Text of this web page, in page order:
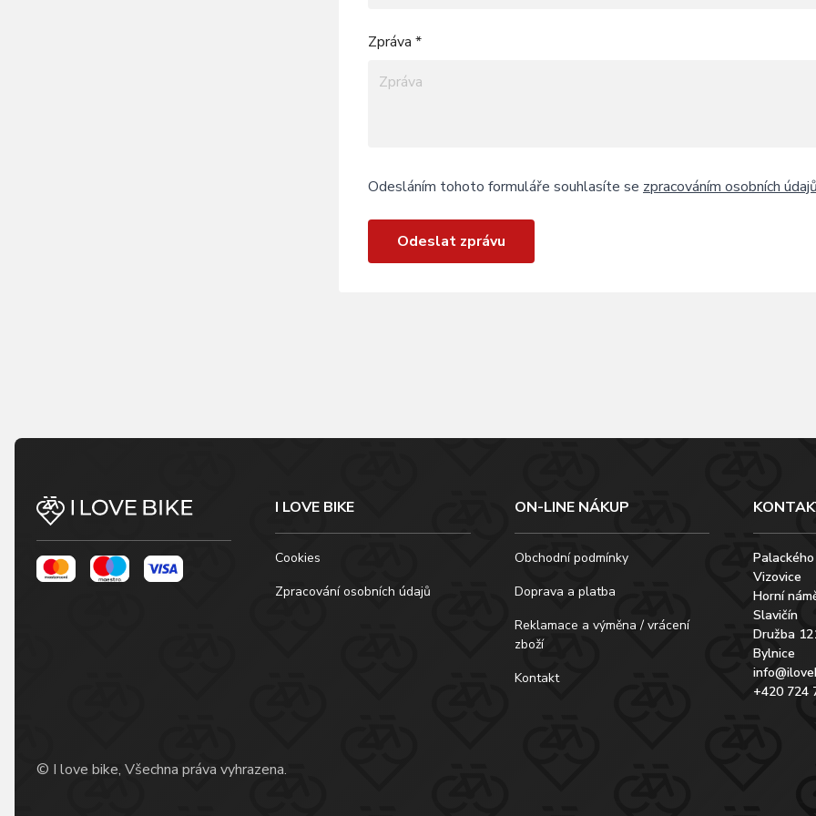
Zpráva *
Odesláním tohoto formuláře souhlasíte se zpracováním osobních
Odeslat zprávu
I LOVE BIKE
Cookies
Zpracování osobních údajů
ON-LINE NÁKUP
Obchodní podmínky
Doprava a platba
Reklamace a výměna / vrácení
zboží
Kontakt
Vizovice
Horní
Slavičín
Družba
Bylnice
+420 724
© I love bike, Všechna práva vyhrazena.